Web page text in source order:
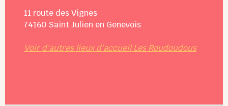
11 route des Vignes
74160 Saint Julien en Genevois
Voir d'autres lieux d'accueil Les Roudoudous